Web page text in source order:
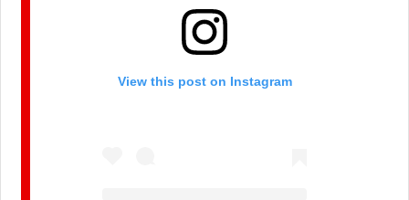
View this post on Instagram